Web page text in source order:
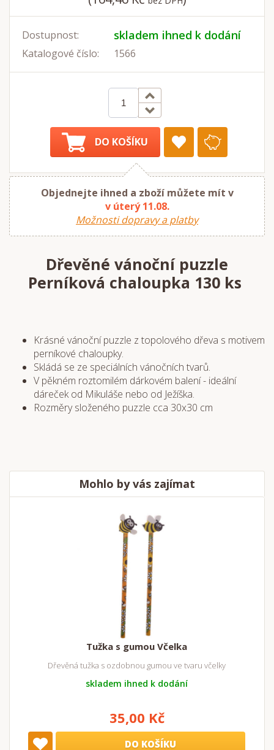
Dostupnost: skladem ihned k dodání
Katalogové číslo: 1566
DO KOŠÍKU
Objednejte ihned a zboží můžete mít v
v úterý 11.08.
Možnosti dopravy a platby
Dřevěné vánoční puzzle
Perníková chaloupka 130 ks
Krásné vánoční puzzle z topolového dřeva s motivem
perníkové chaloupky.
Skládá se ze speciálních vánočních tvarů.
V pěkném roztomilém dárkovém balení - ideální
dáreček od Mikuláše nebo od Ježíška.
Rozměry složeného puzzle cca 30x30 cm
Mohlo by vás zajímat
Tužka s gumou Včelka
Dřevěná tužka s ozdobnou gumou ve tvaru včelky
skladem ihned k dodání
35,00 Kč
DO KOŠÍKU